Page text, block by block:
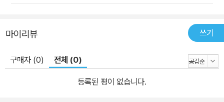
마이리뷰 쓰기
구매자 (0) 전체 (0)
등록된 평이 없습니다.